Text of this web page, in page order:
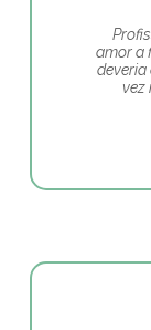
amor a
deveria
vez